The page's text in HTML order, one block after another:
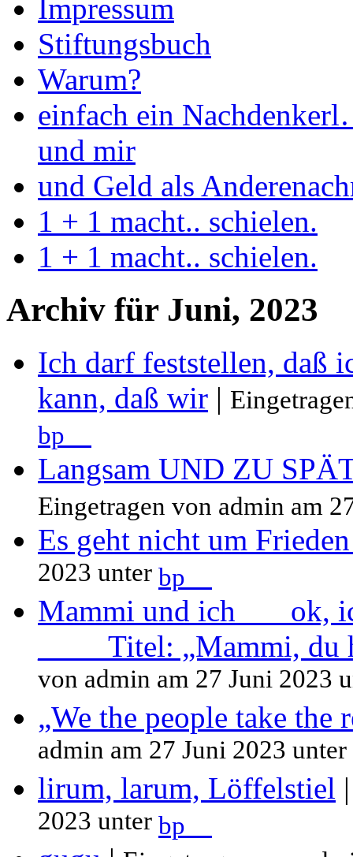
Impressum
Stiftungsbuch
Warum?
einfach ein
und mir
und Geld als
1 + 1 macht.. schielen.
1 + 1 macht.. schielen.
Archiv für Juni, 2023
Ich darf feststellen, daß
kann, daß wir |
bp__
Langsam UND ZU
Eingetragen von admin am
Es geht nicht um
2023 unter bp__
Mammi und ich ___ok,
____ Titel: „Mammi, du
von admin am 27 Juni 2023
„We the people take the
admin am 27 Juni 2023 unter
lirum, larum, Löffelstiel
2023 unter bp__